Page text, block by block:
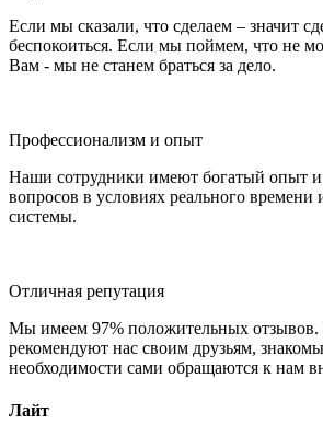
Если мы сказали, что сделаем – значит
беспокоиться. Если мы поймем, что не
Вам - мы не станем браться за дело.
Профессионализм и опыт
Наши сотрудники имеют богатый опыт
вопросов в условиях реального времени
системы.
Отличная репутация
Мы имеем 97% положительных
рекомендуют нас своим друзьям,
необходимости сами обращаются к нам
Лайт